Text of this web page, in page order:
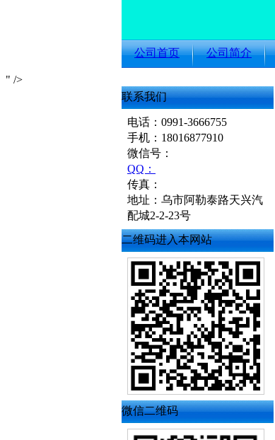
公司首页 公司简介
" />
联系我们
电话：0991-3666755
手机：18016877910
微信号：
QQ：
传真：
地址：乌市阿勒泰路天兴汽
配城2-2-23号
二维码进入本网站
微信二维码